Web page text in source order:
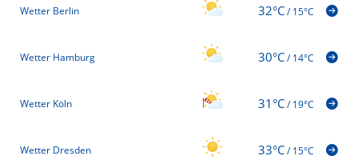
Wetter Berlin 32°C/15°C
Wetter Hamburg 30°C/14°C
Wetter Köln 31°C/19°C
Wetter Dresden 33°C/15°C